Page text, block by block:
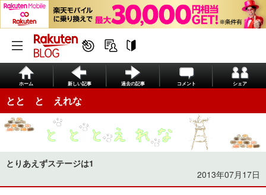
ホーム 新しい記事 過去の記事 コメント シェア
とと と えれな
とりあえずステージは1
2013年07月17日